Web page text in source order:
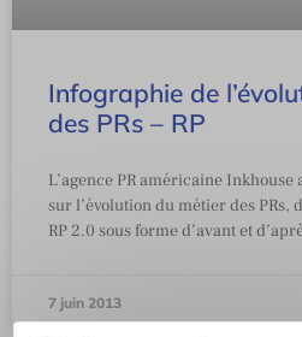
Infographie de
des PRs – RP
L’agence PR américaine
sur l’évolution du métier des PRs,
RP 2.0 sous forme d’avant et
7 juin 2013